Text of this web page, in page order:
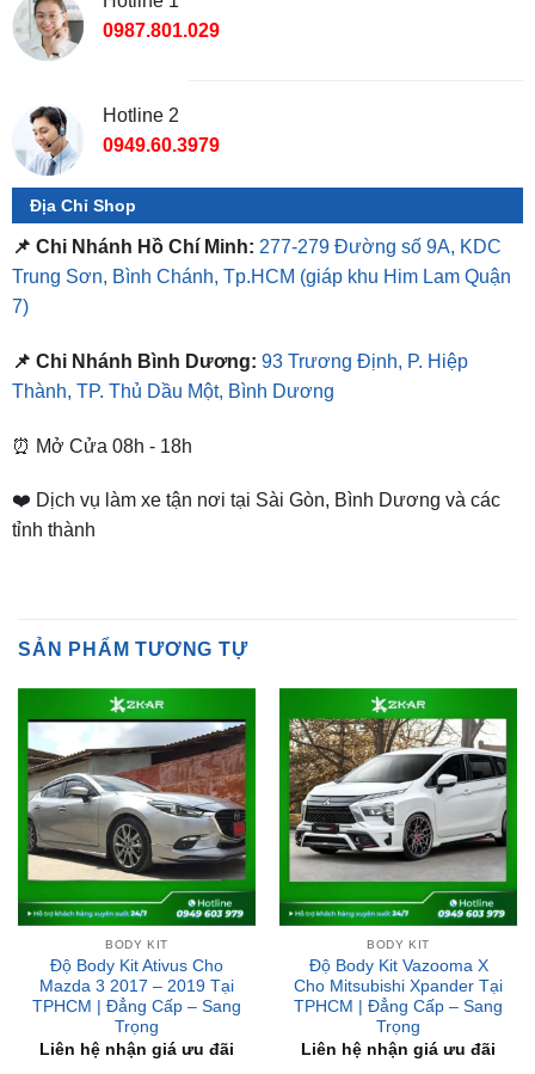
Địa Chỉ Shop
📌 Chi Nhánh Hồ Chí Minh: 277-279 Đường số 9A, KDC
Trung Sơn, Bình Chánh, Tp.HCM
7)
📌 Chi Nhánh Bình Dương:
⏰ Mở Cửa 08h - 18h
❤️ Dịch vụ làm xe tận nơi tại Sài Gòn, Bình Dương và các
BODY KIT
Độ Body Kit Ativus Cho
Mazda 3 2017 – 2019 Tại
TPHCM | Đẳng Cấp – Sang
Trọng
Liên hệ nhận giá ưu đãi
BODY KIT
Độ Body Kit Vazooma X
Cho Mitsubishi Xpander Tại
TPHCM | Đẳng Cấp – Sang
Trọng
Liên hệ nhận giá ưu đãi